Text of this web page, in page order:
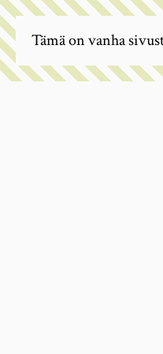
Tämä on vanha